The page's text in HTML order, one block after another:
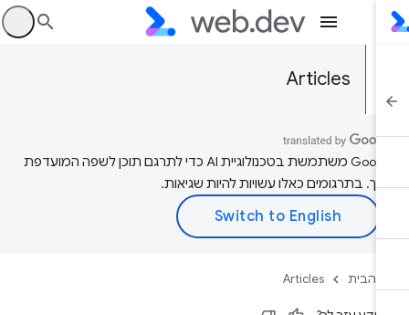
Articles
‫Google משתמשת בטכנולוגיית AI כדי לתרגם תוכן לשפה המועדפת
בתרגומים כאלו עשויות להיות שגיאות.
הבית Articles